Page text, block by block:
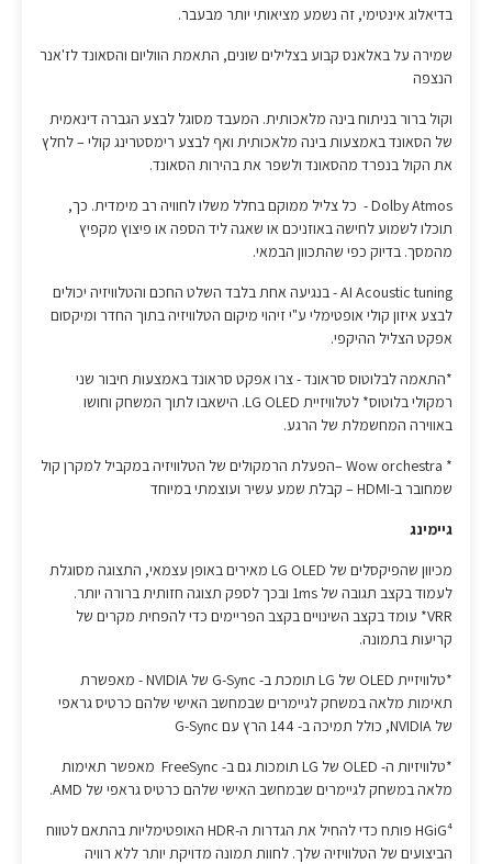
בדיאלוג אינטימי, זה נשמע מציאותי יותר מבעבר.
שמירה על באלאנס קבוע בצלילים שונים, התאמת הווליום והסאונד לז'אנר
הנצפה
וקול ברור בניתוח בינה מלאכותית. המעבד מסוגל לבצע הגברה דינאמית
של הסאונד באמצעות בינה מלאכותית ואף לבצע רימסטרינג קולי – לחלץ
את הקול בנפרד מהסאונד ולשפר את בהירות הסאונד.
Dolby Atmos - כל צליל ממוקם בחלל משלו לחוויה רב מימדית. כך,
תוכלו לשמוע לחישה באוזניכם או שאגה ליד הספה או פיצוץ מקפיץ
מהמסך. בדיוק כפי שהתכוון הבמאי.
AI Acoustic tuning - בנגיעה אחת בלבד השלט החכם והטלוויזיה יכולים
לבצע איזון קולי אופטימלי ע"י זיהוי מיקום הטלוויזיה בתוך החדר ומיקסום
אפקט הצליל ההיקפי.
*התאמה לבלוטוס סראונד - צרו אפקט סראונד באמצעות חיבור שני
רמקולי בלוטוס* לטלוויזיית LG OLED. הישאבו לתוך המשחק וחושו
באווירה המחשמלת של הרגע.
* Wow orchestra –הפעלת הרמקולים של הטלוויזיה במקביל למקרן קול
שמחובר ב-HDMI – קבלת שמע עשיר ועוצמתי במיוחד
גיימינג
מכיוון שהפיקסלים של LG OLED מאירים באופן עצמאי, התצוגה מסוגלת
לעמוד בקצב תגובה של 1ms ובכך לספק תצוגה חזותית ברורה יותר.
VRR* עומד בקצב השינויים בקצב הפריימים כדי להפחית מקרים של
קריעות בתמונה.
*טלוויזיית OLED של LG תומכת ב- G-Sync של NVIDIA - מאפשרת
תאימות מלאה במשחק לגיימרים שבמחשב האישי שלהם כרטיס גראפי
של NVIDIA, כולל תמיכה ב- 144 הרץ עם G-Sync
*טלוויזיות ה- OLED של LG תומכות גם ב- FreeSync מאפשר תאימות
מלאה במשחק לגיימרים שבמחשב האישי שלהם כרטיס גראפי של AMD.
HGiG⁴ פותח כדי להחיל את הגדרות ה-HDR האופטימליות בהתאם לטווח
הביצועים של הטלוויזיה שלך. לחוות תמונה מדויקת יותר ללא רוויה